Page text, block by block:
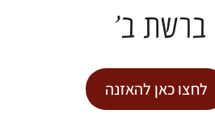
| חברות מחיה בזמני עייפות הלב
ברשת ב'
לחצו כאן להאזנה